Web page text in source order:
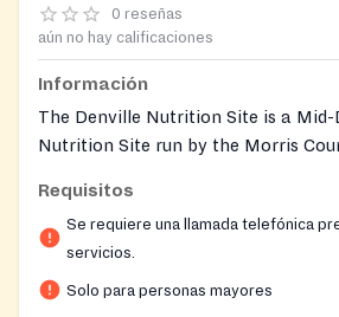
0 reseñas
aún no hay calificaciones
Información
The Denville Nutrition Site is a Mid-
Nutrition Site run by the Morris
meal alongside recreational, social,
activities in a community setting.
with a suggested two-dollar
sustain the program.
Requisitos
Se requiere una llamada telefónica
servicios.
Solo para personas mayores